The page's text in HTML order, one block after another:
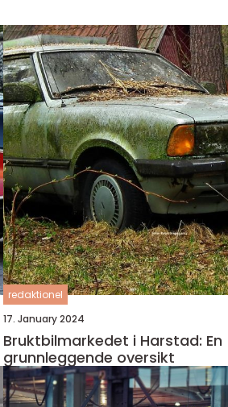
redaktionel
17. January 2024
Bruktbilmarkedet i Harstad: En
grunnleggende oversikt